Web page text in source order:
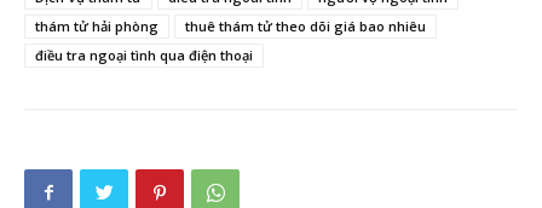
phòng,
thám tử hải phòng
thuê thám tử theo dõi giá bao nhiêu
điều tra ngoại tình qua điện thoại